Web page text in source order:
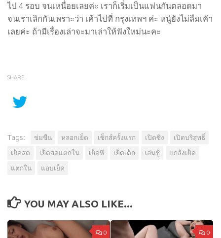
ไป 4 รอบ จนเหนื่อยเลยค่ะ เราก็เริ่มเป็นแฟนกันตลอดมา
จนเราเลิกกันเพราะว่า เค้าไปที่ กรุงเทพฯ ค่ะ หนู๋ยังไม่ลืมเค้า
เลยค่ะ ถ้ามีเรื่องเล่าจะมาเล่าให้ฟังใหม่นะคะ
SHARE
Tags: ข่มขืน หลอกเย็ด เซ็กส์ครั้งแรก เปิดซิง
เปิดบริสุทธิ์
เย็ดสด
เย็ดสดแตกใน เย็ดหี เย็ดเด็ก เล่นชู้
แกล้งเย็ด
แตกใน
แอบเย็ด
YOU MAY ALSO LIKE...
0 0